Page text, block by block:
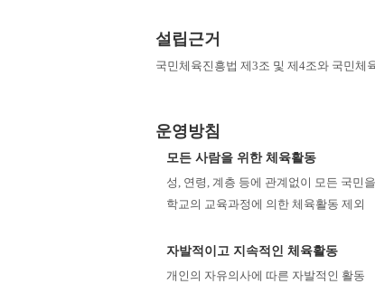
설립근거
국민체육진흥법 제3조 및 제4조와 국민체
운영방침
모든 사람을 위한 체육활동
성, 연령, 계층 등에 관계없이 모든 국민
학교의 교육과정에 의한 체육활동 제외
자발적이고 지속적인 체육활동
개인의 자유의사에 따른 자발적인 활동